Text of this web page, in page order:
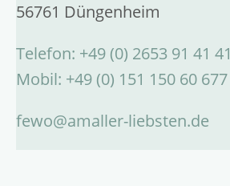
56761 Düngenheim
Telefon: +49 (0) 2653 91 41 41
Mobil: +49 (0) 151 150 60 677
fewo@amaller-liebsten.de